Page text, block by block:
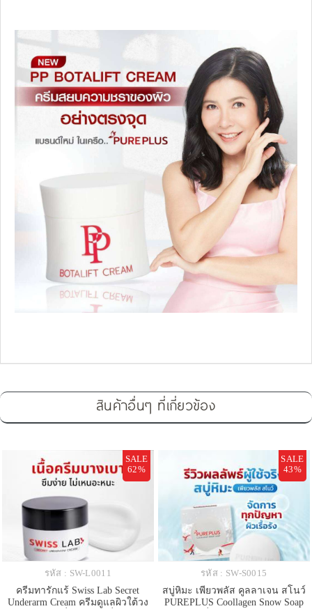
สินค้าอื่นๆ ที่เกี่ยวข้อง
SALE
62%
รหัส : SW-L0011
ครีมทารักแร้ Swiss Lab Secret
Underarm Cream ครีมดูแลผิวใต้วง
SALE
43%
รหัส : SW-S0015
สบู่หิมะ เพียวพลัส คูลลาเจน สโนว์
PUREPLUS Coollagen Snow Soap